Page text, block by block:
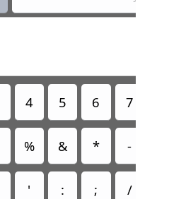
4 5 6 7
% & * -
' : ; /